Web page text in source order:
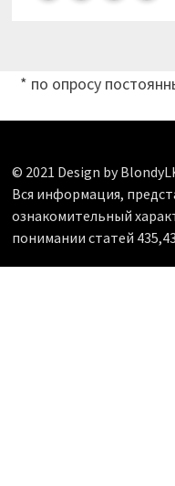
* по опросу
© 2021 Design by
Вся информация,
ознакомительный
понимании статей